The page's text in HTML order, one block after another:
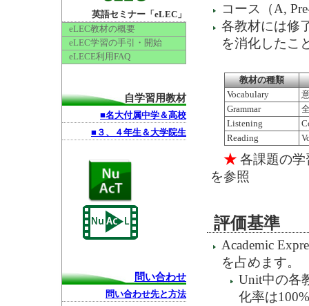
コース（A,
各教材には修
を消化したこ
教材の種類
Vocabulary
Grammar
Listening
Reading
★ 各課題の
を参照
評価基準
Academic
を占めます。
Unit中の各
化率は
英語セミナー「eLEC」
eLEC教材の概要
eLEC学習の手引・開始
eLECE利用FAQ
自学習用教材
■名大付属中学＆高校
■３、４年生＆大学院生
問い合わせ
問い合わせ先と方法